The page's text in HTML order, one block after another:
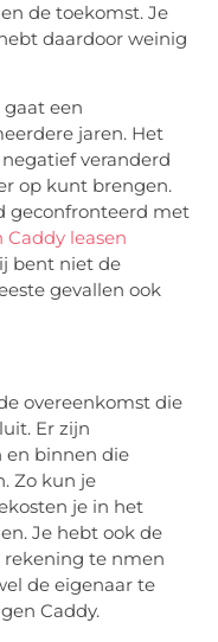
de toekomst. Je
daardoor weinig
een
jaren. Het
veranderd
op kunt brengen.
geconfronteerd met
Caddy leasen
bent niet de
gevallen ook
overeenkomst die
Er zijn
en binnen die
Zo kun je
je in het
Je hebt ook de
rekening te nmen
de eigenaar te
Caddy.